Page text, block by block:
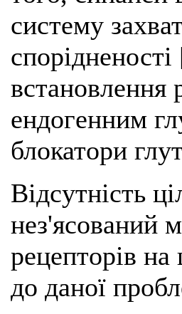
систему
встановлення
ендогенним
блокатори
Відсутність
нез'ясований
рецепторів
до даної